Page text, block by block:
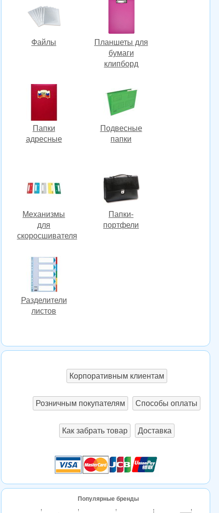
Файлы
Планшеты для
бумаги
клипборд
Папки
адресные
Подвесные
папки
Механизмы
для
скоросшивателя
Папки-
портфели
Разделители
листов
Корпоративным клиентам
Розничным покупателям Способы оплаты
Как забрать товар Доставка
Популярные бренды